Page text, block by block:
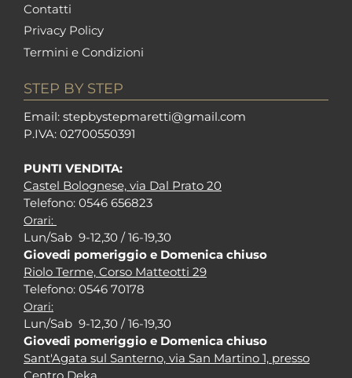
Contatti
Privacy Policy
Termini e Condizioni
STEP BY STEP
Email: stepbystepmaretti@gmail.com
P.IVA: 02700550391
PUNTI VENDITA:
Castel Bolognese, via Dal Prato 20
Telefono: 0546 656823
Orari:
Lun/Sab 9-12,30 / 16-19,30
Giovedi pomeriggio e Domenica chiuso
Riolo Terme, Corso Matteotti 29
Telefono: 0546 70178
Orari:
Lun/Sab 9-12,30 / 16-19,30
Giovedi pomeriggio e Domenica chiuso
Sant'Agata sul Santerno, via San Martino 1, presso